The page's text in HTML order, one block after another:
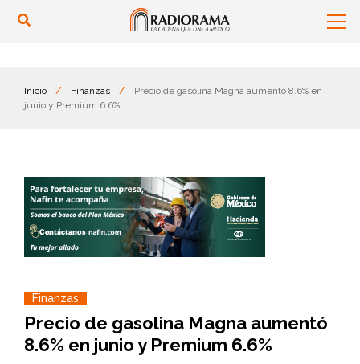
Inicio / Finanzas /
Precio de gasolina Magna aumentó 8.6% en
junio y Premium 6.6%
Finanzas
Precio de gasolina Magna aumentó
8.6% en junio y Premium 6.6%